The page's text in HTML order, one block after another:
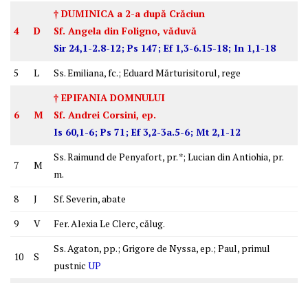
4 D
† DUMINICA a 2-a după Crăciun
Sf. Angela din Foligno, văduvă
Sir 24,1-2.8-12; Ps 147; Ef 1,3-6.15-18; In 1,1-18
5
L Ss. Emiliana, fc.; Eduard Mărturisitorul, rege
6 M
† EPIFANIA DOMNULUI
Sf. Andrei Corsini, ep.
Is 60,1-6; Ps 71; Ef 3,2-3a.5-6; Mt 2,1-12
7 M
Ss. Raimund de Penyafort, pr. *; Lucian din Antiohia, pr.
m.
8
J
Sf. Severin, abate
9
V Fer. Alexia Le Clerc, călug.
10 S
Ss. Agaton, pp.; Grigore de Nyssa, ep.; Paul, primul
pustnic UP